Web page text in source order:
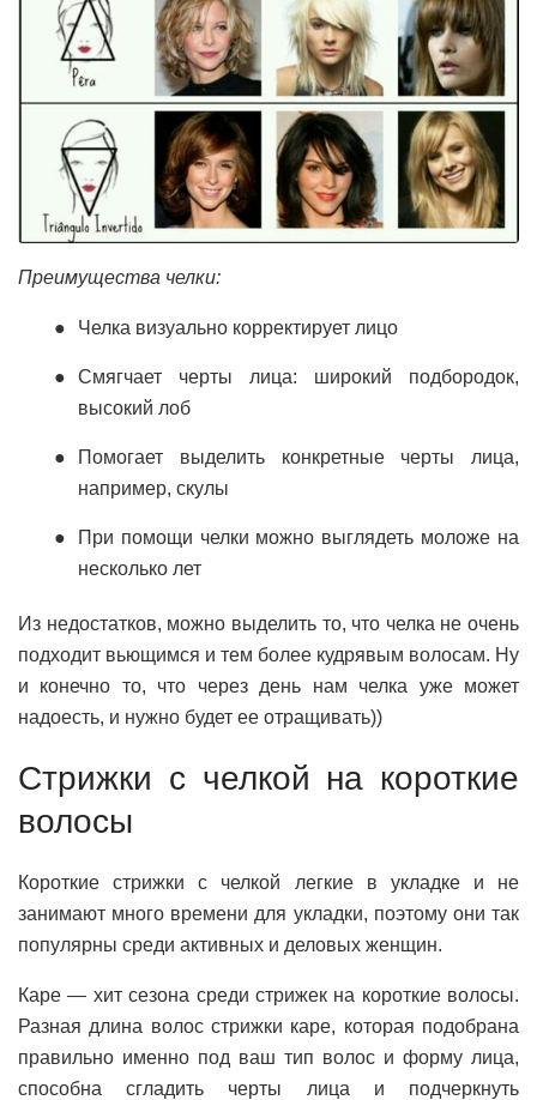
Преимущества челки:
Челка визуально корректирует лицо
Смягчает черты лица: широкий подбородок,
высокий лоб
Помогает выделить конкретные черты лица,
например, скулы
При помощи челки можно выглядеть моложе на
несколько лет
Из недостатков, можно выделить то, что челка не очень
подходит вьющимся и тем более кудрявым волосам. Ну
и конечно то, что через день нам челка уже может
надоесть, и нужно будет ее отращивать))
Стрижки с челкой на короткие
волосы
Короткие стрижки с челкой легкие в укладке и не
занимают много времени для укладки, поэтому они так
популярны среди активных и деловых женщин.
Каре — хит сезона среди стрижек на короткие волосы.
Разная длина волос стрижки каре, которая подобрана
правильно именно под ваш тип волос и форму лица,
способна сгладить черты лица и подчеркнуть